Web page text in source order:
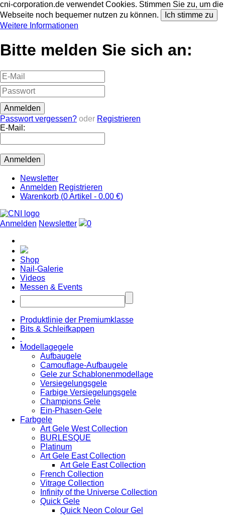
cni-corporation.de verwendet Cookies. Stimmen Sie zu, um die
Webseite noch bequemer nutzen zu können.
Ich stimme zu
Weitere Informationen
Bitte melden Sie sich an:
Passwort vergessen? oder Registrieren
E-Mail:
Newsletter
Anmelden Registrieren
Warenkorb (0Artikel - 0.00 €)
Anmelden Newsletter 0
Shop
Nail-Galerie
Videos
Messen & Events
Produktlinie der Premiumklasse
Bits & Schleifkappen
Modellagegele
Aufbaugele
Camouflage-Aufbaugele
Gele zur Schablonenmodellage
Versiegelungsgele
Farbige Versiegelungsgele
Champions Gele
Ein-Phasen-Gele
Farbgele
Art Gele West Collection
BURLESQUE
Platinum
Art Gele East Collection
Art Gele East Collection
French Collection
Vitrage Collection
Infinity of the Universe Collection
Quick Gele
Quick Neon Colour Gel